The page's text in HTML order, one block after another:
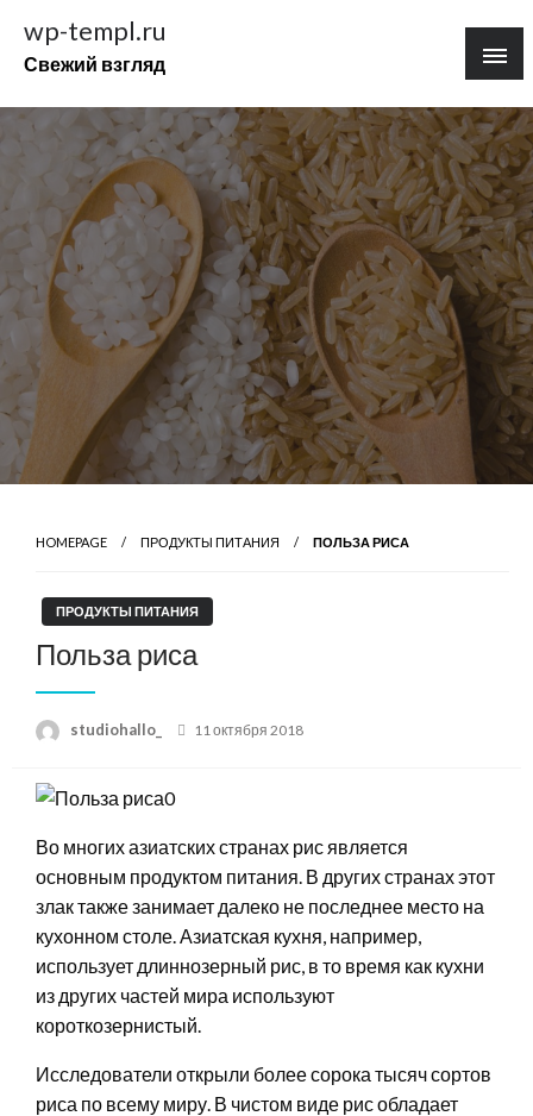
содержимому
wp-templ.ru
Свежий взгляд
HOMEPAGE ПРОДУКТЫ ПИТАНИЯ ПОЛЬЗА РИСА
ПРОДУКТЫ ПИТАНИЯ
Польза риса
studiohallo_
Posted
11 октября 2018
Во многих азиатских странах рис является
основным продуктом питания. В других странах этот
злак также занимает далеко не последнее место на
кухонном столе. Азиатская кухня, например,
использует длиннозерный рис, в то время как кухни
из других частей мира используют
короткозернистый.
Исследователи открыли более сорока тысяч сортов
риса по всему миру. В чистом виде рис обладает